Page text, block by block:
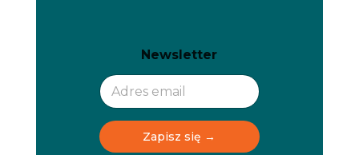
e
w
s
e
t
e
w
s
e
t
Newsletter
Zapisz się →